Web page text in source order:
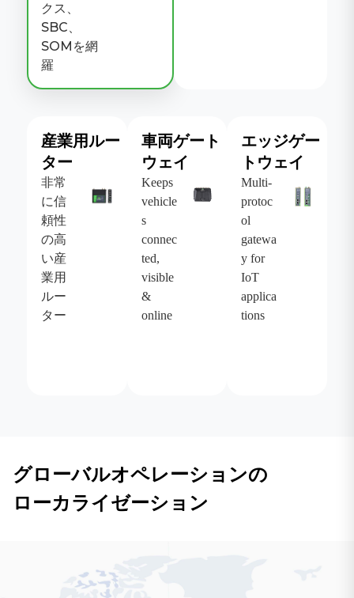
クス、
SBC、
SOMを網
羅
産業用ルー
ター
非常
に信
頼性
の高
い産
業用
ルー
ター
車両ゲート
ウェイ
Keeps
vehicle
s
connec
ted,
visible
&
online
エッジゲー
トウェイ
Multi-
protoc
ol
gatewa
y for
IoT
applica
tions
グローバルオペレーションの
ローカライゼーション